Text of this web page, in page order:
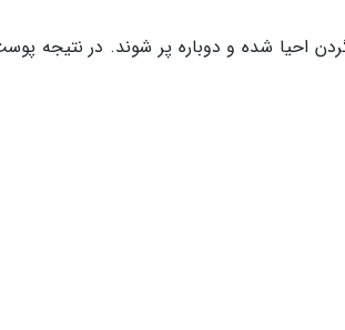
احیا شده و دوباره پر شوند. در نتیجه